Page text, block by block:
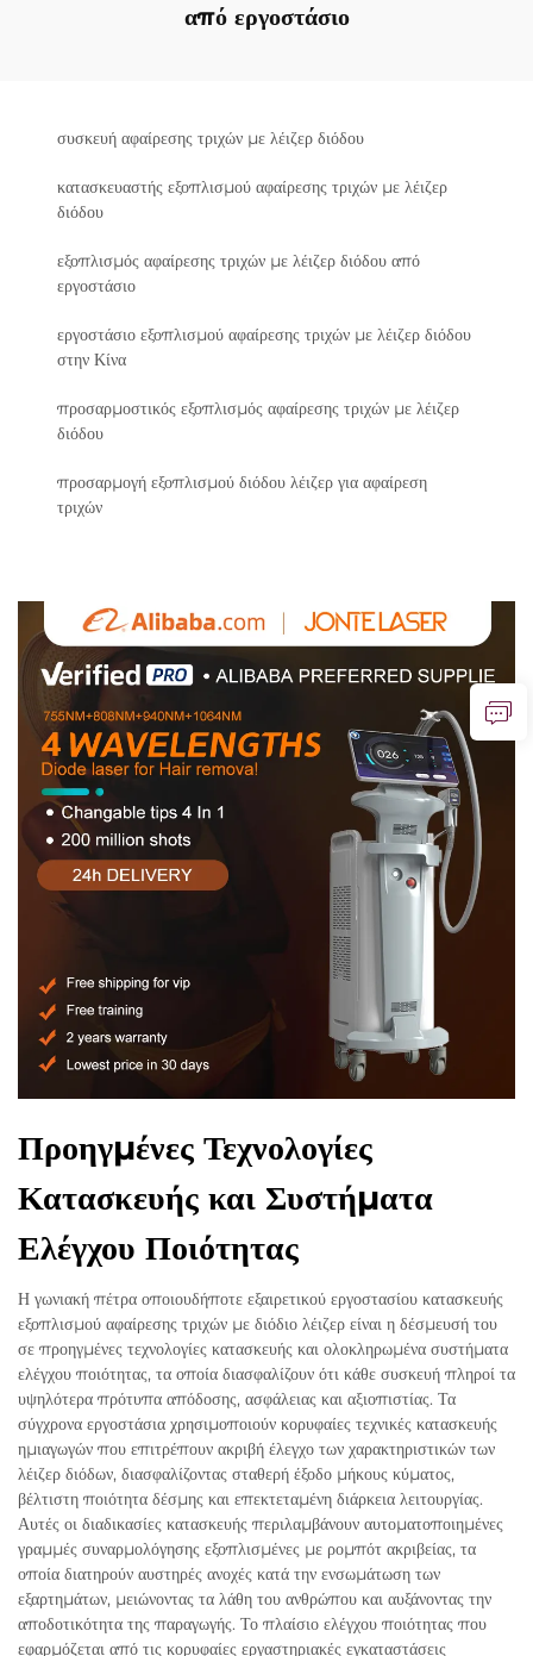
από εργοστάσιο
συσκευή αφαίρεσης τριχών με λέιζερ διόδου
κατασκευαστής εξοπλισμού αφαίρεσης τριχών με λέιζερ
διόδου
εξοπλισμός αφαίρεσης τριχών με λέιζερ διόδου από
εργοστάσιο
εργοστάσιο εξοπλισμού αφαίρεσης τριχών με λέιζερ διόδου
στην Κίνα
προσαρμοστικός εξοπλισμός αφαίρεσης τριχών με λέιζερ
διόδου
προσαρμογή εξοπλισμού διόδου λέιζερ για αφαίρεση
τριχών
Προηγμένες Τεχνολογίες
Κατασκευής και Συστήματα
Ελέγχου Ποιότητας
Η γωνιακή πέτρα οποιουδήποτε εξαιρετικού εργοστασίου κατασκευής
εξοπλισμού αφαίρεσης τριχών με διόδιο λέιζερ είναι η δέσμευσή του
σε προηγμένες τεχνολογίες κατασκευής και ολοκληρωμένα συστήματα
ελέγχου ποιότητας, τα οποία διασφαλίζουν ότι κάθε συσκευή πληροί τα
υψηλότερα πρότυπα απόδοσης, ασφάλειας και αξιοπιστίας. Τα
σύγχρονα εργοστάσια χρησιμοποιούν κορυφαίες τεχνικές κατασκευής
ημιαγωγών που επιτρέπουν ακριβή έλεγχο των χαρακτηριστικών των
λέιζερ διόδων, διασφαλίζοντας σταθερή έξοδο μήκους κύματος,
βέλτιστη ποιότητα δέσμης και επεκτεταμένη διάρκεια λειτουργίας.
Αυτές οι διαδικασίες κατασκευής περιλαμβάνουν αυτοματοποιημένες
γραμμές συναρμολόγησης εξοπλισμένες με ρομπότ ακριβείας, τα
οποία διατηρούν αυστηρές ανοχές κατά την ενσωμάτωση των
εξαρτημάτων, μειώνοντας τα λάθη του ανθρώπου και αυξάνοντας την
αποδοτικότητα της παραγωγής. Το πλαίσιο ελέγχου ποιότητας που
εφαρμόζεται από τις κορυφαίες εργαστηριακές εγκαταστάσεις